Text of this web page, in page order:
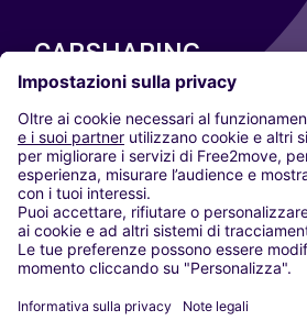
CARSHARING
LE NOSTRE CITTÀ
Paris
Madrid
Washington DC
Milano
Roma
Torino
Vienna
Berlino
Düsseldorf